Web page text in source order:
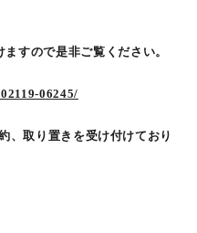
すので是非ご覧ください。
06245/
、取り置きを受け付けており